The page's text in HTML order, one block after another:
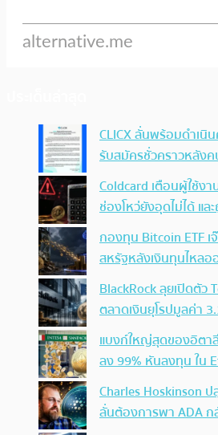
CLICX ลั่นพร้อมดำเ
รับสมัครชั่วคราวหลัง
Coldcard เตือนผู้ใช้ง
ช่องโหว่ยังอุดไม่ได้ แล
กองทุน Bitcoin ETF เ
สหรัฐหลังเงินทุนไหลอ
BlackRock ลุยเปิดตัว
ตลาดเงินยุโรปมูลค่า
แบงก์ใหญ่สุดของอิตา
ลง 99% หันลงทุน ใน
Charles Hoskinson
ลั่นต้องการพา ADA ก